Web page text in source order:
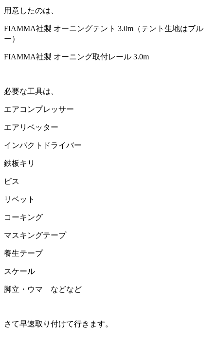
用意したのは、
FIAMMA社製 オーニングテント 3.0m（テント生地はブル
ー）
FIAMMA社製 オーニング取付レール 3.0m
必要な工具は、
エアコンプレッサー
エアリベッター
インパクトドライバー
鉄板キリ
ビス
リベット
コーキング
マスキングテープ
養生テープ
スケール
脚立・ウマ などなど
さて早速取り付けて行きます。